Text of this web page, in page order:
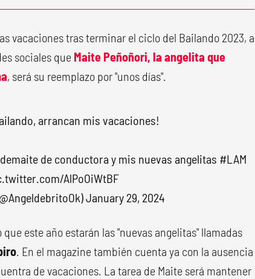
vacaciones tras terminar el ciclo del Bailando 2023, a
sociales que Maite Peñoñori, la angelita que
, será su reemplazo por "unos días".
arrancan mis vacaciones!
de conductora y mis nuevas angelitas #LAM
AlPoOiWtBF
January 29, 2024
este año estarán las "nuevas angelitas" llamadas
. En el magazine también cuenta ya con la ausencia
de vacaciones. La tarea de Maite será mantener